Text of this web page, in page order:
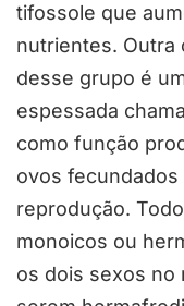
tifossole que
nutrientes. Outra
desse grupo é
espessada
como função
ovos
reprodução.
monoicos ou
os dois sexos